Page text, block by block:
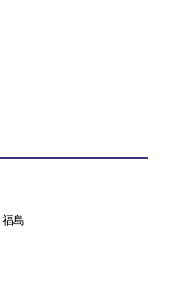
福島